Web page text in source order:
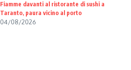
Fiamme davanti al ristorante di sushi a
Taranto, paura vicino al porto
04/08/2026